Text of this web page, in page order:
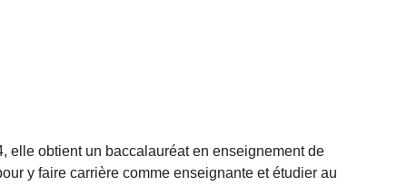
elle obtient un baccalauréat en enseignement de
y faire carrière comme enseignante et étudier au